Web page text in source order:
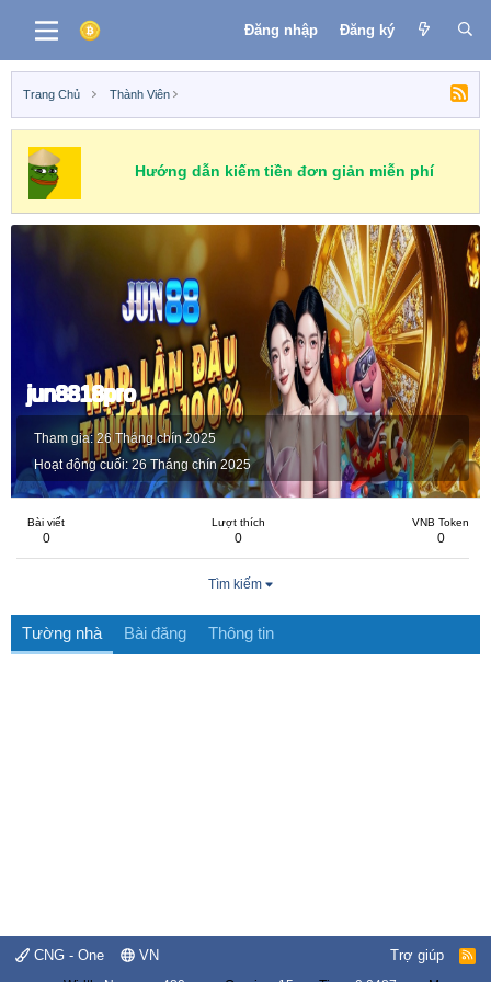
Đăng nhập Đăng ký
Trang Chủ Thành Viên
Hướng dẫn kiếm tiền đơn giản miễn phí
jun8818pro
Tham gia 26 Tháng chín 2025
Hoạt động cuối 26 Tháng chín 2025
Bài viết
0
Lượt thích
0
VNB Token
0
Tìm kiếm
Tường nhà Bài đăng Thông tin
CNG - One VN Trợ giúp
R